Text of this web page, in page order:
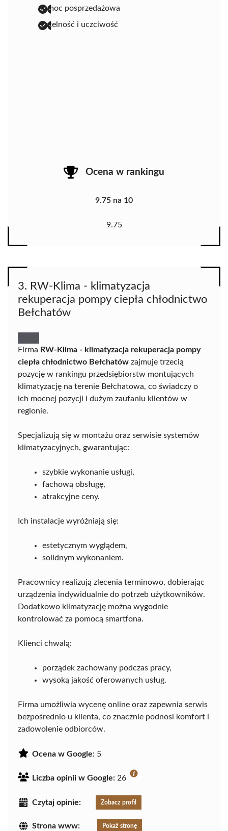
pomoc posprzedażowa
rzetelność i uczciwość
Ocena w rankingu
9.75 na 10
9.75
3. RW-Klima - klimatyzacja
rekuperacja pompy ciepła chłodnictwo
Bełchatów
Firma RW-Klima - klimatyzacja rekuperacja pompy
ciepła chłodnictwo Bełchatów zajmuje trzecią
pozycję w rankingu przedsiębiorstw montujących
klimatyzację na terenie Bełchatowa, co świadczy o
ich mocnej pozycji i dużym zaufaniu klientów w
regionie.
Specjalizują się w montażu oraz serwisie systemów
klimatyzacyjnych, gwarantując:
szybkie wykonanie usługi,
fachową obsługę,
atrakcyjne ceny.
Ich instalacje wyróżniają się:
estetycznym wyglądem,
solidnym wykonaniem.
Pracownicy realizują zlecenia terminowo, dobierając
urządzenia indywidualnie do potrzeb użytkowników.
Dodatkowo klimatyzację można wygodnie
kontrolować za pomocą smartfona.
Klienci chwalą:
porządek zachowany podczas pracy,
wysoką jakość oferowanych usług.
Firma umożliwia wycenę online oraz zapewnia serwis
bezpośrednio u klienta, co znacznie podnosi komfort i
zadowolenie odbiorców.
Ocena w Google: 5
Liczba opinii w Google: 26
Czytaj opinie: Zobacz profil
Strona www: Pokaż stronę